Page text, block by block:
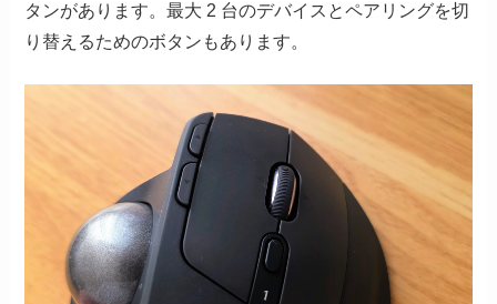
タンがあります。最大 2 台のデバイスとペアリングを切
り替えるためのボタンもあります。